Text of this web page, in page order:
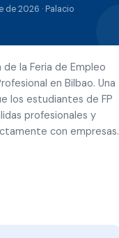
de 2026 · Palacio
la Feria de Empleo
en Bilbao. Una
los estudiantes de FP
profesionales y
con empresas.